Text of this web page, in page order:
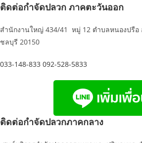
ติดต่อกำจัดปลวก ภาคตะวันออก
สำนักงานใหญ่ 434/41 หมู่ 12 ตำบลหนองปรือ
ชลบุรี 20150
033-148-833 092-528-5833
ติดต่อกำจัดปลวกภาคกลาง